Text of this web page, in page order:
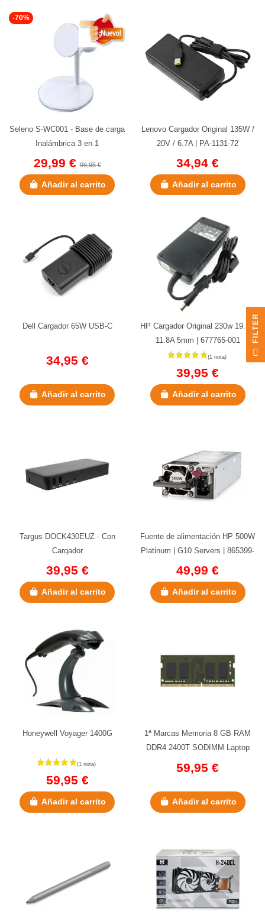
-70%
Seleno S-WC001 - Base de carga
Inalámbrica 3 en 1
29,99 €99,95 €
Añadir al carrito
Lenovo Cargador Original 135W /
20V / 6.7A | PA-1131-72
34,94 €
Añadir al carrito
Dell Cargador 65W USB-C
34,95 €
Añadir al carrito
HP Cargador Original 230w 19.5V
11.8A 5mm | 677765-001
39,95 €
Añadir al carrito
Targus DOCK430EUZ - Con
Cargador
39,95 €
Añadir al carrito
Fuente de alimentación HP 500W
Platinum | G10 Servers | 865399-
101
49,99 €
Añadir al carrito
Honeywell Voyager 1400G
59,95 €
Añadir al carrito
1ª Marcas Memoria 8 GB RAM
DDR4 2400T SODIMM Laptop
59,95 €
Añadir al carrito
R